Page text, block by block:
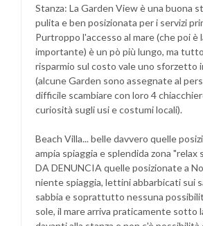
Stanza: La Garden View è una buona
pulita e ben posizionata per i servizi
Purtroppo l'accesso al mare (che poi è
importante) è un pò più lungo, ma
risparmio sul costo vale uno sforzetto
(alcune Garden sono assegnate al
difficile scambiare con loro 4
curiosità sugli usi e costumi locali).
Beach Villa... belle davvero quelle
ampia spiaggia e splendida zona "relax
DA DENUNCIA quelle posizionate a
niente spiaggia, lettini abbarbicati sui
sabbia e soprattutto nessuna
sole, il mare arriva praticamente sotto